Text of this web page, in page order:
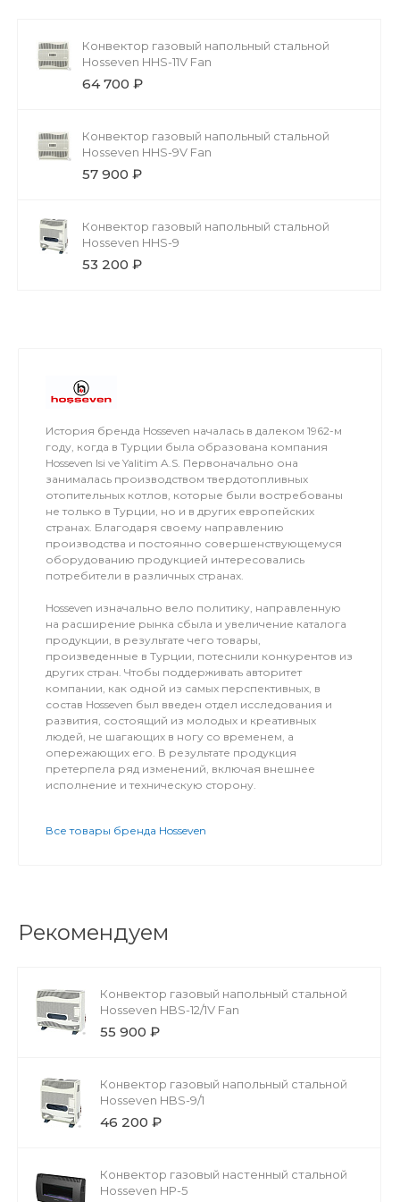
Конвектор газовый напольный стальной
Hosseven HHS-11V Fan
64 700 ₽
Конвектор газовый напольный стальной
Hosseven HHS-9V Fan
57 900 ₽
Конвектор газовый напольный стальной
Hosseven HHS-9
53 200 ₽
История бренда Hosseven началась в далеком 1962-м
году, когда в Турции была образована компания
Hosseven Isi ve Yalitim A.S. Первоначально она
занималась производством твердотопливных
отопительных котлов, которые были востребованы
не только в Турции, но и в других европейских
странах. Благодаря своему направлению
производства и постоянно совершенствующемуся
оборудованию продукцией интересовались
потребители в различных странах.
Hosseven изначально вело политику, направленную
на расширение рынка сбыла и увеличение каталога
продукции, в результате чего товары,
произведенные в Турции, потеснили конкурентов из
других стран. Чтобы поддерживать авторитет
компании, как одной из самых перспективных, в
состав Hosseven был введен отдел исследования и
развития, состоящий из молодых и креативных
людей, не шагающих в ногу со временем, а
опережающих его. В результате продукция
претерпела ряд изменений, включая внешнее
исполнение и техническую сторону.
Все товары бренда Hosseven
Рекомендуем
Конвектор газовый напольный стальной
Hosseven HBS-12/1V Fan
55 900 ₽
Конвектор газовый напольный стальной
Hosseven HBS-9/1
46 200 ₽
Конвектор газовый настенный стальной
Hosseven HP-5